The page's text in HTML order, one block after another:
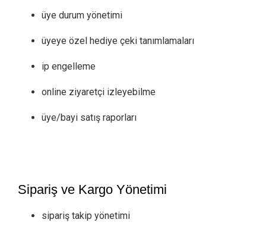
üye durum yönetimi
üyeye özel hediye çeki tanımlamaları
ip engelleme
online ziyaretçi izleyebilme
üye/bayi satış raporları
Sipariş ve Kargo Yönetimi
sipariş takip yönetimi